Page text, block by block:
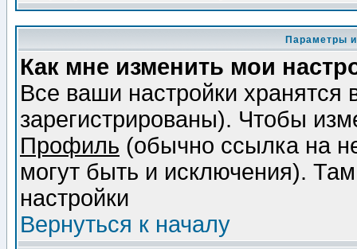
Параметры
Как мне изменить мои
Все ваши настройки
зарегистрированы). Чтобы
Профиль (обычно ссылка на
могут быть и исключения).
настройки
Вернуться к началу